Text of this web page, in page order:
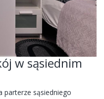
w sąsiednim
parterze sąsiedniego